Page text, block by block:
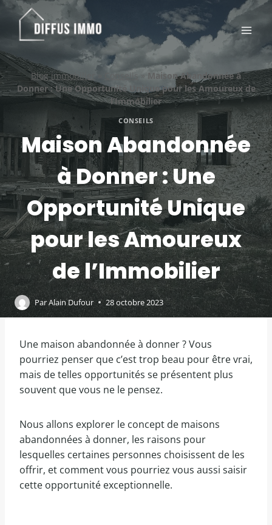
Aller
contenu
Blog immobilier Conseils » Maison Abandonnée à
Donner : Une Opportunité Unique pour les Amoureux de
l’Immobilier
CONSEILS
Maison Abandonnée
à Donner : Une
Opportunité Unique
pour les Amoureux
de l’Immobilier
ParAlain Dufour 28 octobre 2023
Une maison abandonnée à donner ? Vous
pourriez penser que c’est trop beau pour être vrai,
mais de telles opportunités se présentent plus
souvent que vous ne le pensez.
Nous allons explorer le concept de maisons
abandonnées à donner, les raisons pour
lesquelles certaines personnes choisissent de les
offrir, et comment vous pourriez vous aussi saisir
cette opportunité exceptionnelle.